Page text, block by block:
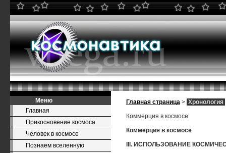
Меню
Главная
Прикосновение космоса
Человек в космосе
Познаем вселенную
Главная страница > Хронология
Коммерция в космосе
Коммерция в космосе
III. ИСПОЛЬЗОВАНИЕ